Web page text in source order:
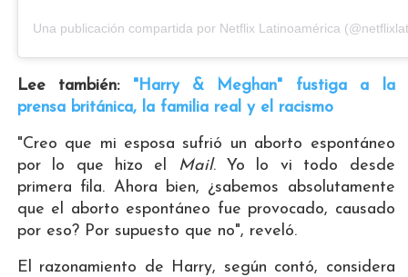
Una publicación compartida por Netflix Latinoamérica
Lee también: "Harry & Meghan" fustiga a la
prensa británica, la familia real y el racismo
"Creo que mi esposa sufrió un aborto espontáneo
por lo que hizo el
Mail. Yo lo vi todo desde
primera fila. Ahora bien, ¿sabemos absolutamente
que el aborto espontáneo fue provocado, causado
por eso? Por supuesto que no", reveló.
El razonamiento de Harry, según contó, considera